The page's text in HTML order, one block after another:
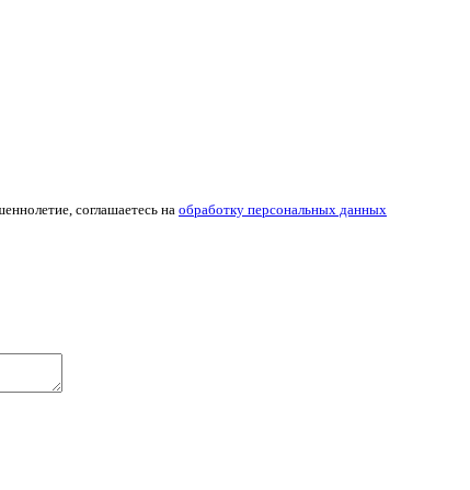
соглашаетесь на обработку персональных данных